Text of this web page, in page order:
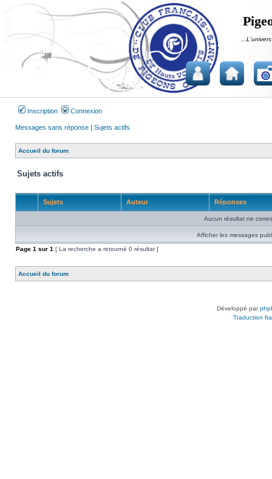
Inscription Connexion
Messages sans réponse | Sujets actifs
Accueil du forum
Sujets actifs
Sujets Auteur Réponses
Aucun résultat ne
Afficher les messages
Page 1 sur 1 [ La recherche a retourné 0 résultat ]
Accueil du forum
Développé par
Traduction